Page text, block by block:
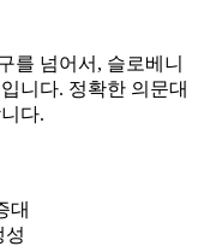
를 넘어서, 슬로베니
니다. 정확한 의문대
다.
대
성